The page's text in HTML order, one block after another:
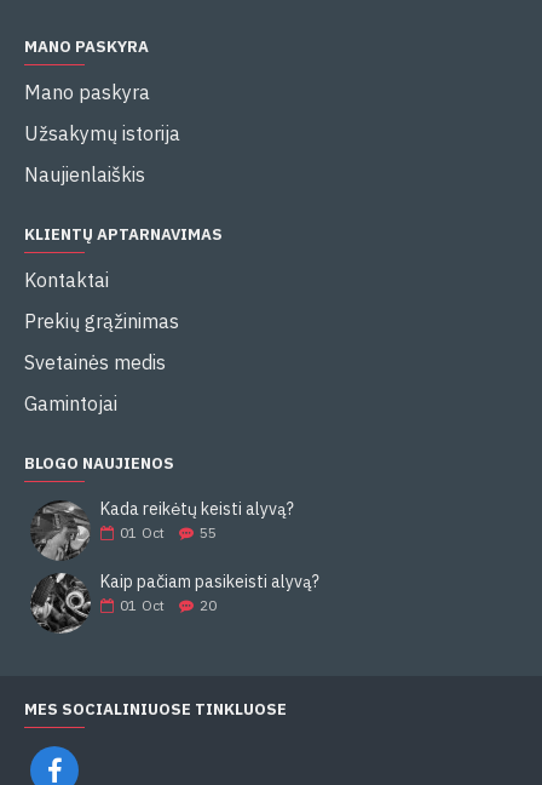
MANO PASKYRA
Mano paskyra
Užsakymų istorija
Naujienlaiškis
KLIENTŲ APTARNAVIMAS
Kontaktai
Prekių grąžinimas
Svetainės medis
Gamintojai
BLOGO NAUJIENOS
Kada reikėtų keisti alyvą?
01 Oct 55
Kaip pačiam pasikeisti alyvą?
01 Oct 20
MES SOCIALINIUOSE TINKLUOSE